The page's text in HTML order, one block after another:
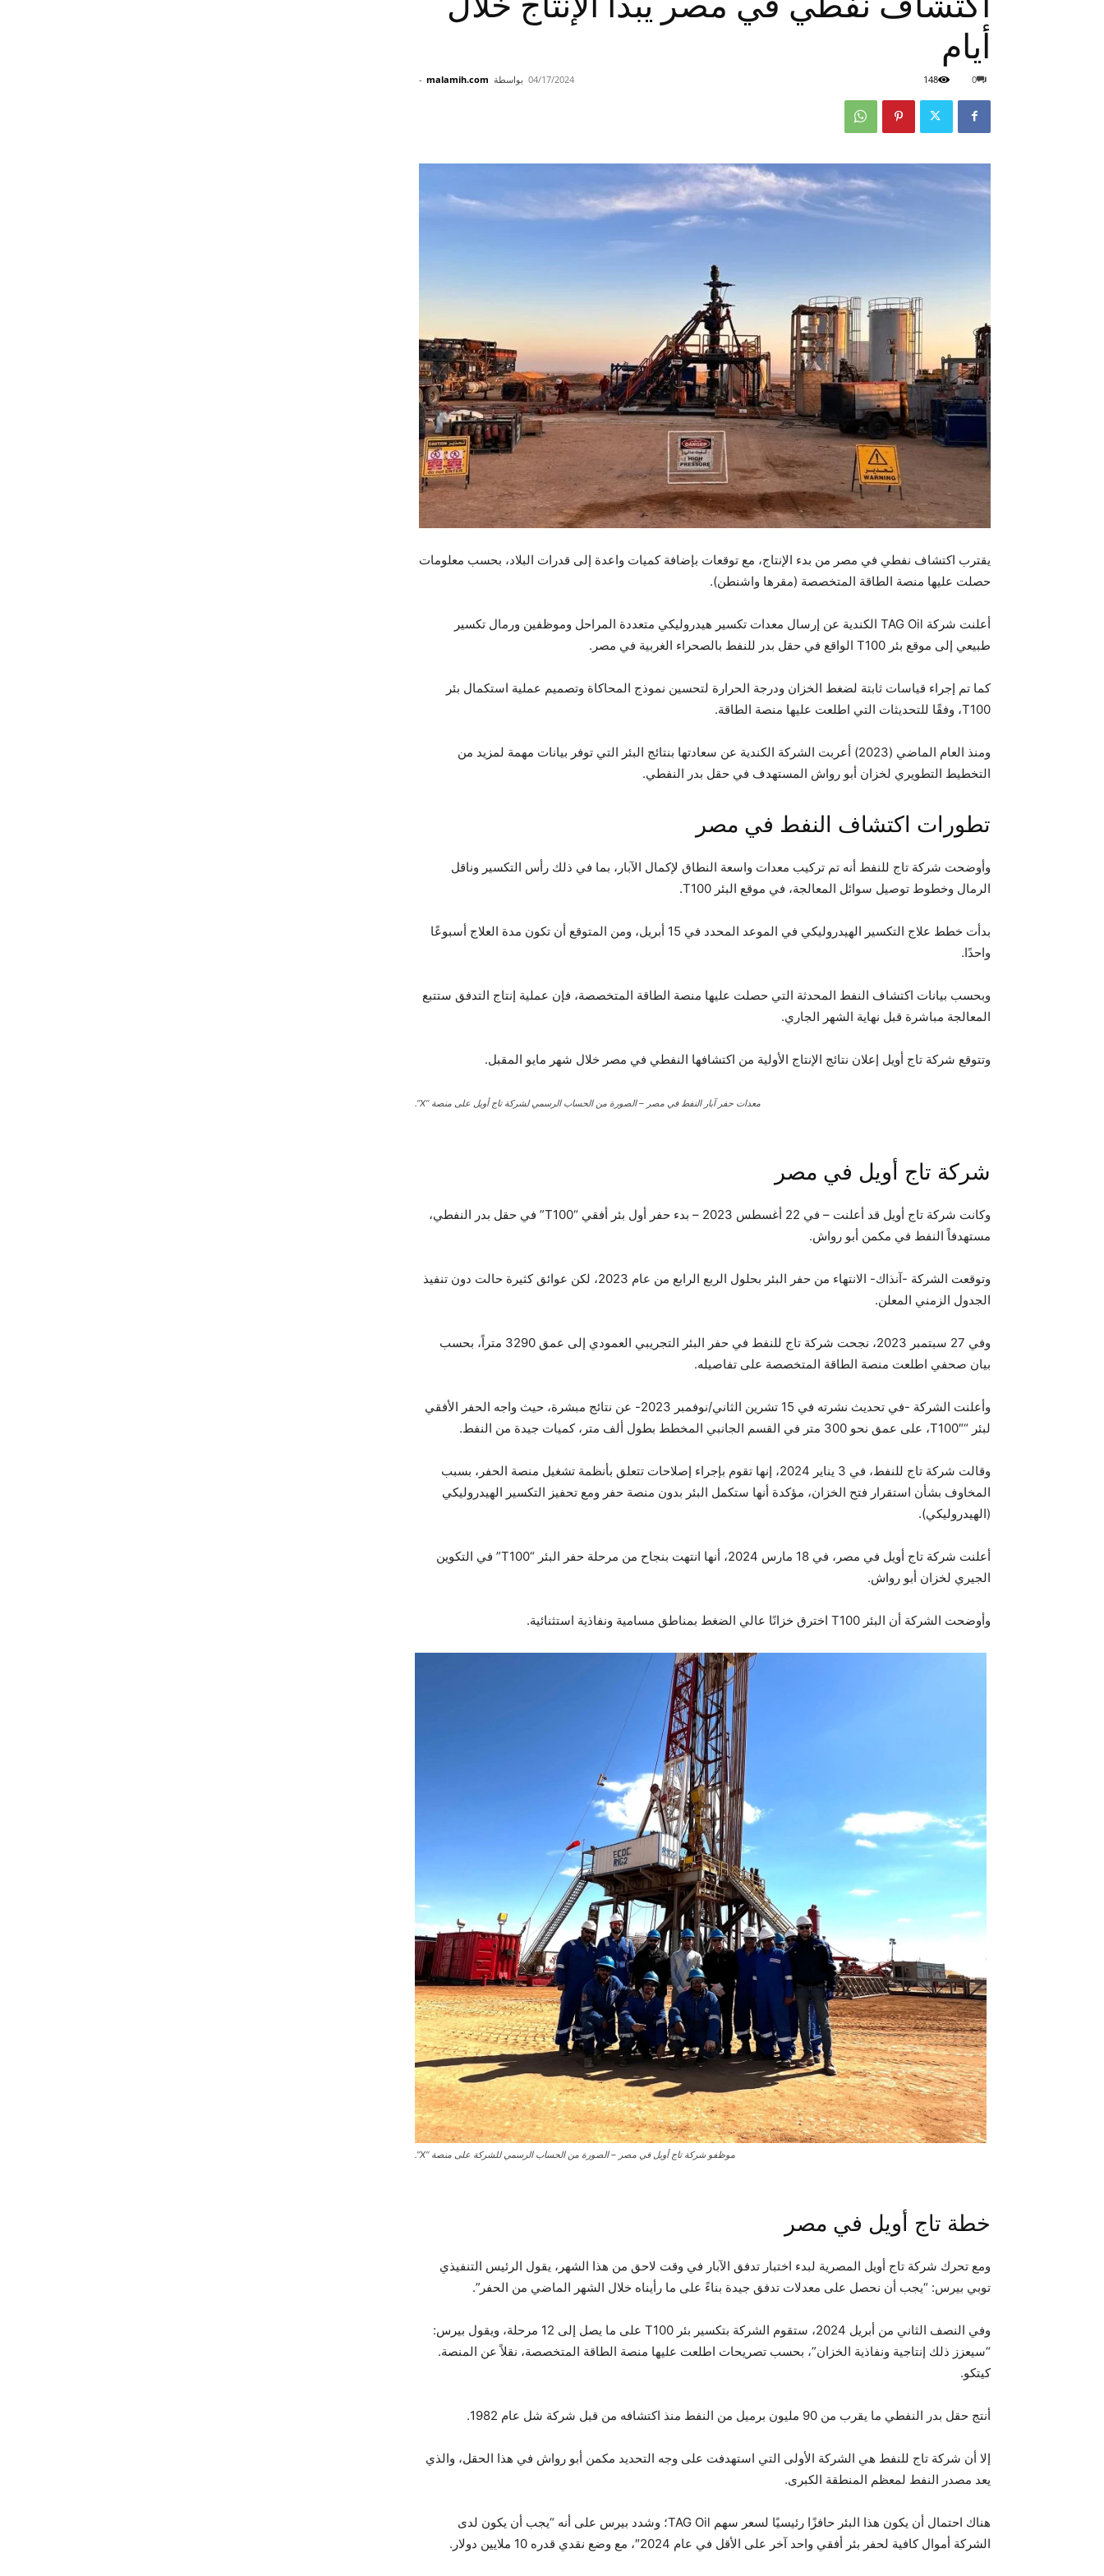
أيام
بواسطة malamih.com
- 04/17/2024 0
148
يقترب اكتشاف نفطي في مصر من بدء الإنتاج، مع توقعات بإضافة كميات واعدة إلى قدرات البلاد، بحسب معلومات
حصلت عليها منصة الطاقة المتخصصة (مقرها واشنطن).
أعلنت شركة TAG Oil الكندية عن إرسال معدات تكسير هيدروليكي متعددة المراحل وموظفين ورمال تكسير
طبيعي إلى موقع بئر T100 الواقع في حقل بدر للنفط بالصحراء الغربية في مصر.
كما تم إجراء قياسات ثابتة لضغط الخزان ودرجة الحرارة لتحسين نموذج المحاكاة وتصميم عملية استكمال بئر
T100، وفقًا للتحديثات التي اطلعت عليها منصة الطاقة.
ومنذ العام الماضي (2023) أعربت الشركة الكندية عن سعادتها بنتائج البئر التي توفر بيانات مهمة لمزيد من
التخطيط التطويري لخزان أبو رواش المستهدف في حقل بدر النفطي.
تطورات اكتشاف النفط في مصر
وأوضحت شركة تاج للنفط أنه تم تركيب معدات واسعة النطاق لإكمال الآبار، بما في ذلك رأس التكسير وناقل
الرمال وخطوط توصيل سوائل المعالجة، في موقع البئر T100.
بدأت خطط علاج التكسير الهيدروليكي في الموعد المحدد في 15 أبريل، ومن المتوقع أن تكون مدة العلاج أسبوعًا
واحدًا.
وبحسب بيانات اكتشاف النفط المحدثة التي حصلت عليها منصة الطاقة المتخصصة، فإن عملية إنتاج التدفق ستتبع
المعالجة مباشرة قبل نهاية الشهر الجاري.
وتتوقع شركة تاج أويل إعلان نتائج الإنتاج الأولية من اكتشافها النفطي في مصر خلال شهر مايو المقبل.
معدات حفر آبار النفط في مصر – الصورة من الحساب الرسمي لشركة تاج أويل على منصة “X”.
شركة تاج أويل في مصر
وكانت شركة تاج أويل قد أعلنت – في 22 أغسطس 2023 – بدء حفر أول بئر أفقي “T100” في حقل بدر النفطي،
مستهدفاً النفط في مكمن أبو رواش.
وتوقعت الشركة -آنذاك- الانتهاء من حفر البئر بحلول الربع الرابع من عام 2023، لكن عوائق كثيرة حالت دون تنفيذ
الجدول الزمني المعلن.
وفي 27 سبتمبر 2023، نجحت شركة تاج للنفط في حفر البئر التجريبي العمودي إلى عمق 3290 متراً، بحسب
بيان صحفي اطلعت منصة الطاقة المتخصصة على تفاصيله.
وأعلنت الشركة -في تحديث نشرته في 15 تشرين الثاني/نوفمبر 2023- عن نتائج مبشرة، حيث واجه الحفر الأفقي
لبئر “T100″، على عمق نحو 300 متر في القسم الجانبي المخطط بطول ألف متر، كميات جيدة من النفط.
وقالت شركة تاج للنفط، في 3 يناير 2024، إنها تقوم بإجراء إصلاحات تتعلق بأنظمة تشغيل منصة الحفر، بسبب
المخاوف بشأن استقرار فتح الخزان، مؤكدة أنها ستكمل البئر بدون منصة حفر ومع تحفيز التكسير الهيدروليكي
(الهيدروليكي).
أعلنت شركة تاج أويل في مصر، في 18 مارس 2024، أنها انتهت بنجاح من مرحلة حفر البئر “T100” في التكوين
الجيري لخزان أبو رواش.
وأوضحت الشركة أن البئر T100 اخترق خزانًا عالي الضغط بمناطق مسامية ونفاذية استثنائية.
موظفو شركة تاج أويل في مصر – الصورة من الحساب الرسمي للشركة على منصة “X”.
خطة تاج أويل في مصر
ومع تحرك شركة تاج أويل المصرية لبدء اختبار تدفق الآبار في وقت لاحق من هذا الشهر، يقول الرئيس التنفيذي
توبي بيرس: “يجب أن نحصل على معدلات تدفق جيدة بناءً على ما رأيناه خلال الشهر الماضي من الحفر”.
وفي النصف الثاني من أبريل 2024، ستقوم الشركة بتكسير بئر T100 على ما يصل إلى 12 مرحلة، ويقول بيرس:
“سيعزز ذلك إنتاجية ونفاذية الخزان”، بحسب تصريحات اطلعت عليها منصة الطاقة المتخصصة، نقلاً عن المنصة.
كيتكو.
أنتج حقل بدر النفطي ما يقرب من 90 مليون برميل من النفط منذ اكتشافه من قبل شركة شل عام 1982.
إلا أن شركة تاج للنفط هي الشركة الأولى التي استهدفت على وجه التحديد مكمن أبو رواش في هذا الحقل، والذي
يعد مصدر النفط لمعظم المنطقة الكبرى.
هناك احتمال أن يكون هذا البئر حافزًا رئيسيًا لسعر سهم TAG Oil؛ وشدد بيرس على أنه “يجب أن يكون لدى
الشركة أموال كافية لحفر بئر أفقي واحد آخر على الأقل في عام 2024″، مع وضع نقدي قدره 10 ملايين دولار.